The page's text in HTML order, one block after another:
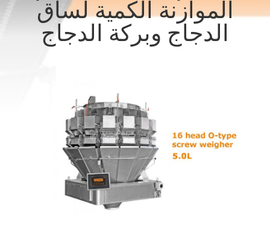
ضبط
الجودة
الموازنة الكمية لساق
الدجاج وبركة الدجاج